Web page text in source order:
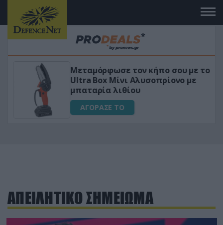
Μεταμόρφωσε τον κήπο σου με το
Ultra Box Μίνι Αλυσοπρίονο με
μπαταρία λιθίου
ΑΓΟΡΑΣΕ ΤΟ
ΑΠΕΙΛΗΤΙΚΟ ΣΗΜΕΙΩΜΑ